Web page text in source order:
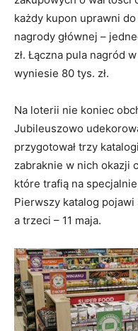
każdy kupon uprawni
nagrody głównej –
zł. Łączna pula nagród
wyniesie 80 tys. zł.
Na loterii nie koniec
Jubileuszowo
przygotował trzy
zabraknie w nich okazji
które trafią na
Pierwszy katalog
a trzeci – 11 maja.